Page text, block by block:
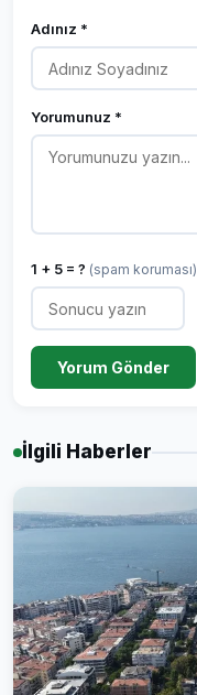
Adınız *
Yorumunuz *
1 + 5 = ? (spam koruması)
Yorum Gönder
İlgili Haberler